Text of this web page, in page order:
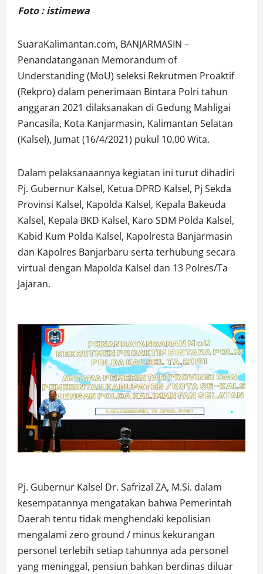
Foto : istimewa
SuaraKalimantan.com, BANJARMASIN –
Penandatanganan Memorandum of
Understanding (MoU) seleksi Rekrutmen Proaktif
(Rekpro) dalam penerimaan Bintara Polri tahun
anggaran 2021 dilaksanakan di Gedung Mahligai
Pancasila, Kota Kanjarmasin, Kalimantan Selatan
(Kalsel), Jumat (16/4/2021) pukul 10.00 Wita.
Dalam pelaksanaannya kegiatan ini turut dihadiri
Pj. Gubernur Kalsel, Ketua DPRD Kalsel, Pj Sekda
Provinsi Kalsel, Kapolda Kalsel, Kepala Bakeuda
Kalsel, Kepala BKD Kalsel, Karo SDM Polda Kalsel,
Kabid Kum Polda Kalsel, Kapolresta Banjarmasin
dan Kapolres Banjarbaru serta terhubung secara
virtual dengan Mapolda Kalsel dan 13 Polres/Ta
Jajaran.
Pj. Gubernur Kalsel Dr. Safrizal ZA, M.Si. dalam
kesempatannya mengatakan bahwa Pemerintah
Daerah tentu tidak menghendaki kepolisian
mengalami zero ground / minus kekurangan
personel terlebih setiap tahunnya ada personel
yang meninggal, pensiun bahkan berdinas diluar